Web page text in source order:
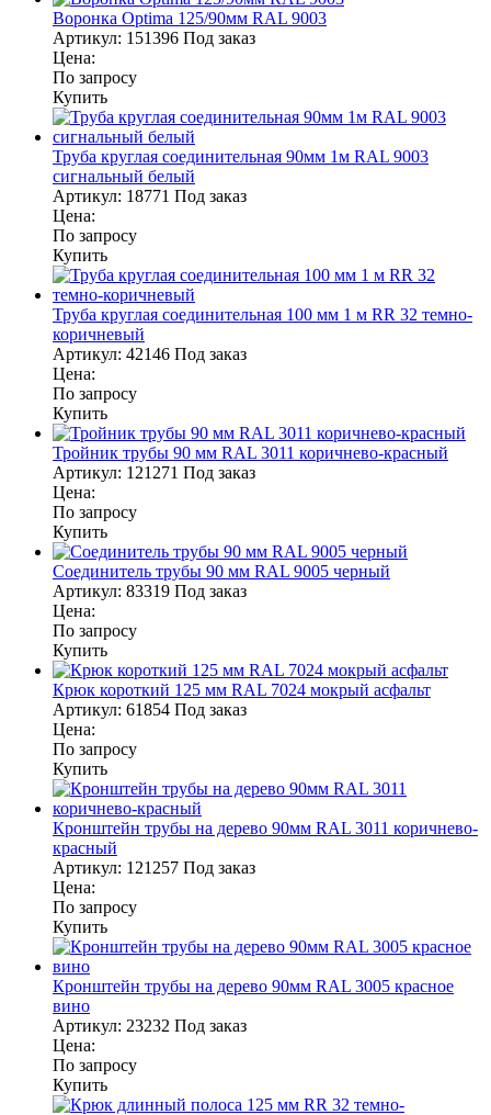
Воронка Optima 125/90мм RAL 9003
Артикул: 151396 Под заказ
Цена:
По запросу
Купить
Труба круглая соединительная 90мм 1м RAL 9003
сигнальный белый
Артикул: 18771 Под заказ
Цена:
По запросу
Купить
Труба круглая соединительная 100 мм 1 м RR 32 темно-
коричневый
Артикул: 42146 Под заказ
Цена:
По запросу
Купить
Тройник трубы 90 мм RAL 3011 коричнево-красный
Артикул: 121271 Под заказ
Цена:
По запросу
Купить
Соединитель трубы 90 мм RAL 9005 черный
Артикул: 83319 Под заказ
Цена:
По запросу
Купить
Крюк короткий 125 мм RAL 7024 мокрый асфальт
Артикул: 61854 Под заказ
Цена:
По запросу
Купить
Кронштейн трубы на дерево 90мм RAL 3011 коричнево-
красный
Артикул: 121257 Под заказ
Цена:
По запросу
Купить
Кронштейн трубы на дерево 90мм RAL 3005 красное
вино
Артикул: 23232 Под заказ
Цена:
По запросу
Купить